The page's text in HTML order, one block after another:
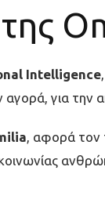
Intelligence
για την
, αφορά τον